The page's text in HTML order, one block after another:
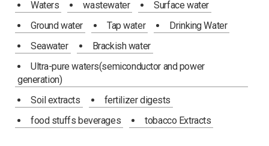
Waters wastewater
Surface water
Ground water
Tap water
Drinking Water
Seawater
Brackish water
Ultra-pure waters(semiconductor and power
generation)
Soil extracts
fertilizer digests
food stuffs beverages
tobacco Extracts